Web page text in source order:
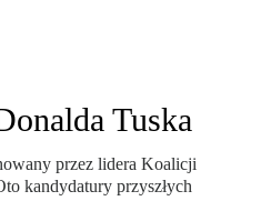
Tuska
przez lidera Koalicji
kandydatury przyszłych